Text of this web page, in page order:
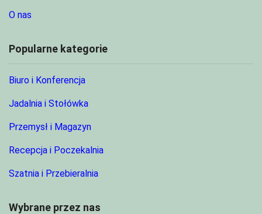
O nas
Popularne kategorie
Biuro i Konferencja
Jadalnia i Stołówka
Przemysł i Magazyn
Recepcja i Poczekalnia
Szatnia i Przebieralnia
Wybrane przez nas